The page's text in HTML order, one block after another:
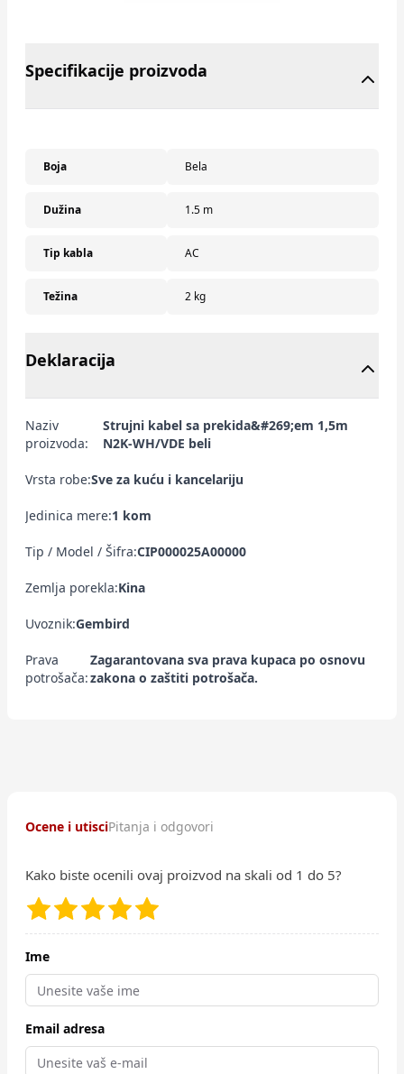
Specifikacije proizvoda
Boja Bela
Dužina 1.5 m
Tip kabla AC
Težina 2 kg
Deklaracija
Naziv
proizvoda:
Strujni kabel sa prekida&#269;em 1,5m
N2K-WH/VDE beli
Vrsta robe:Sve za kuću i kancelariju
Jedinica mere:1 kom
Tip / Model / Šifra:CIP000025A00000
Zemlja porekla:Kina
Uvoznik:Gembird
Prava
potrošača:
Zagarantovana sva prava kupaca po osnovu
zakona o zaštiti potrošača.
Ocene i utisciPitanja i odgovori
Kako biste ocenili ovaj proizvod na skali od 1 do 5?
Ime
Email adresa